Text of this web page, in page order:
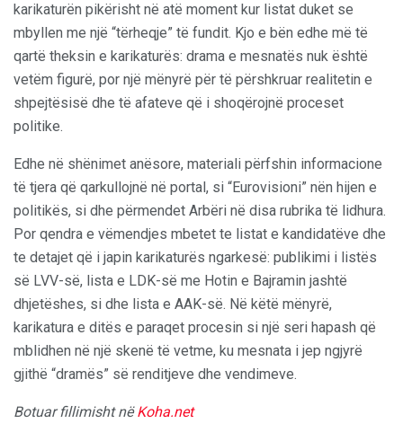
karikaturën pikërisht në atë moment kur listat duket se
mbyllen me një “tërheqje” të fundit. Kjo e bën edhe më të
qartë theksin e karikaturës: drama e mesnatës nuk është
vetëm figurë, por një mënyrë për të përshkruar realitetin e
shpejtësisë dhe të afateve që i shoqërojnë proceset
politike.
Edhe në shënimet anësore, materiali përfshin informacione
të tjera që qarkullojnë në portal, si “Eurovisioni” nën hijen e
politikës, si dhe përmendet Arbëri në disa rubrika të lidhura.
Por qendra e vëmendjes mbetet te listat e kandidatëve dhe
te detajet që i japin karikaturës ngarkesë: publikimi i listës
së LVV-së, lista e LDK-së me Hotin e Bajramin jashtë
dhjetëshes, si dhe lista e AAK-së. Në këtë mënyrë,
karikatura e ditës e paraqet procesin si një seri hapash që
mblidhen në një skenë të vetme, ku mesnata i jep ngjyrë
gjithë “dramës” së renditjeve dhe vendimeve.
Botuar fillimisht nëKoha.net